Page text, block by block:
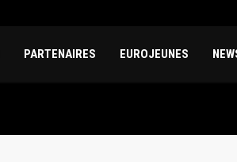
PARTENAIRES EUROJEUNES